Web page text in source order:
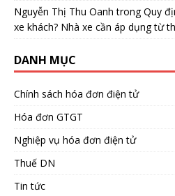
Nguyễn Thị Thu Oanh trongQuy
xe khách? Nhà xe cần áp dụng từ
DANH MỤC
Chính sách hóa đơn điện tử
Hóa đơn GTGT
Nghiệp vụ hóa đơn điện tử
Thuế DN
Tin tức